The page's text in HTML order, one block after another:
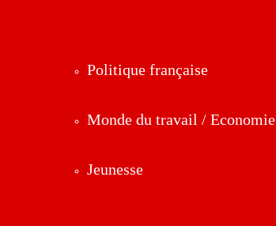
Politique française
Monde du travail / Economie
Jeunesse